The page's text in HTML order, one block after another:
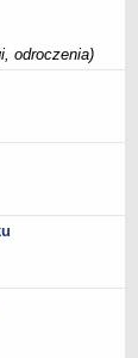
-
odroczenia)